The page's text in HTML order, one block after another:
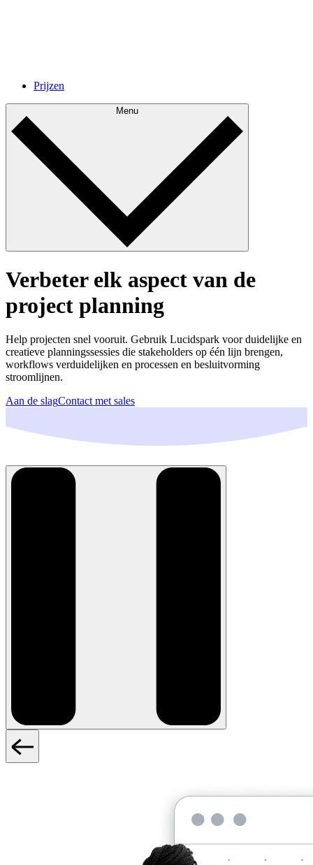
Prijzen
Menu
Verbeter elk aspect van de
project planning
Help projecten snel vooruit. Gebruik Lucidspark voor duidelijke en
creatieve planningssessies die stakeholders op één lijn brengen,
workflows verduidelijken en processen en besluitvorming
stroomlijnen.
Aan de slagContact met sales